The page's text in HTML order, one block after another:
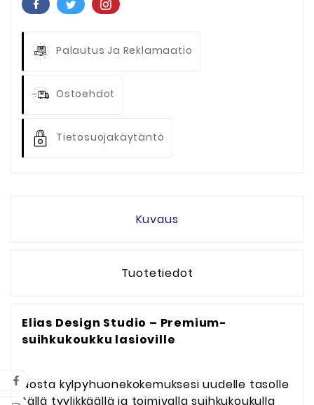
Palautus Ja Reklamaatio
Ostoehdot
Tietosuojakäytäntö
Kuvaus
Tuotetiedot
Elias Design Studio – Premium-
suihkukoukku lasioville
Nosta kylpyhuonekokemuksesi uudelle tasolle
tällä tyylikkäällä ja toimivalla suihkukoukulla